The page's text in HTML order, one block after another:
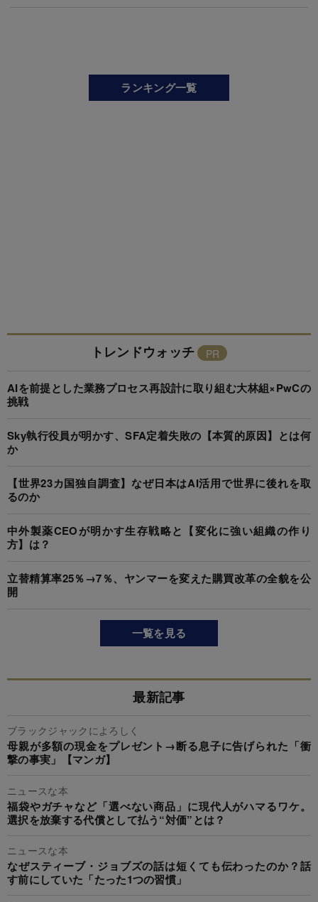
ランキング一覧
トレンドウォッチ
AIを前提とした業務プロセス再設計に取り組む大林組×PwCの
挑戦
Sky執行役員が明かす、SFA定着失敗の【本質的原因】とは何
か
【世界23カ国独自調査】なぜ日本はAI活用で世界に後れを取
るのか
中外製薬CEOが明かす生存戦略と【変化に強い組織の作り
方】は？
立替精算率25％→7％、ヤンマーを変えた購買改革の全貌を公
開
一覧を見る
最新記事
ブラックジャックによろしく
母親が多額の現金をプレゼント→断る息子に告げられた「衝
撃の事実」【マンガ】
ニュースな本
福袋やガチャなど「選べない商品」に現代人がハマるワケ。
選択を放棄する代償として払う“対価”とは？
ニュースな本
なぜスティーブ・ジョブズの話は短くても伝わったのか？話
す前にしていた「たった1つの習慣」